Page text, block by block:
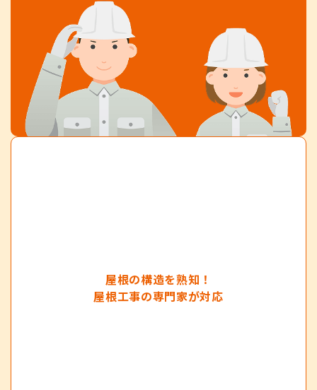
屋根の構造を熟知！
屋根工事の専門家が対応